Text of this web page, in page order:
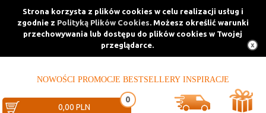
Strona korzysta z plików cookies w celu realizacji usług i
zgodnie z Polityką Plików Cookies. Możesz określić warunki
przechowywania lub dostępu do plików cookies w Twojej
przeglądarce.
NOWOŚCI PROMOCJE BESTSELLERY INSPIRACJE
0,00 PLN
0